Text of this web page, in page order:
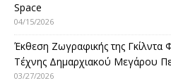
Space
04/15/2026
Έκθεση Ζωγραφικής της Γκίλντα
Τέχνης Δημαρχιακού Μεγάρου
03/27/2026